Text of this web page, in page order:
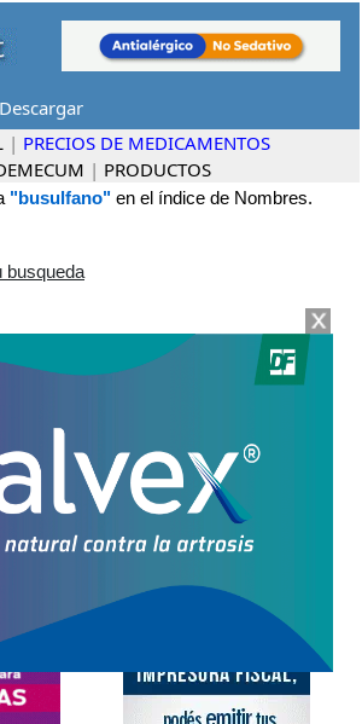
Descargar
| PRECIOS DE MEDICAMENTOS
| PRODUCTOS
"busulfano" en el índice de Nombres.
busqueda